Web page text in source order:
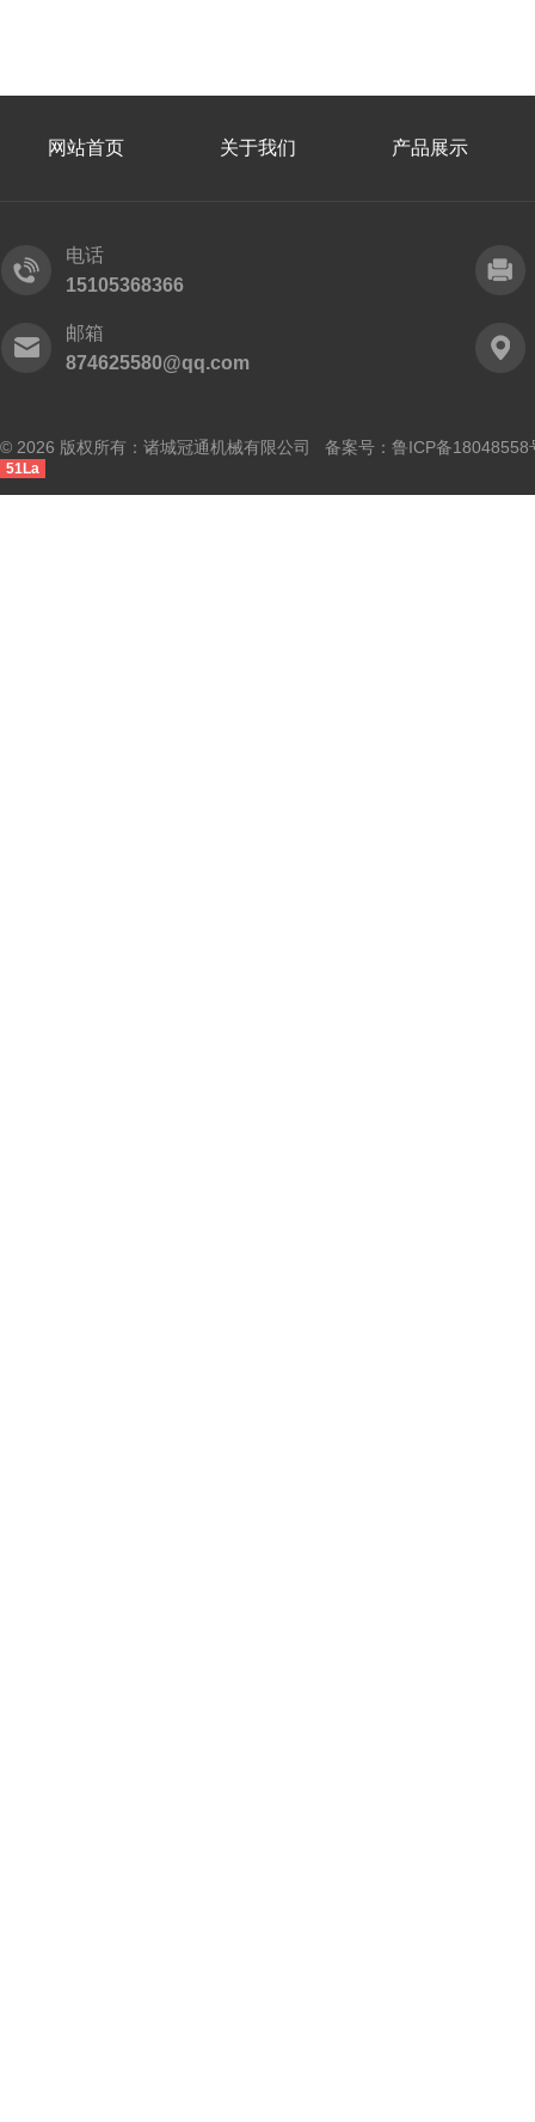
网站首页 关于我们 产品展示
电话
15105368366
邮箱
874625580@qq.com
© 2026 版权所有：诸城冠通机械有限公司 备案号： 鲁ICP备18048558
51La